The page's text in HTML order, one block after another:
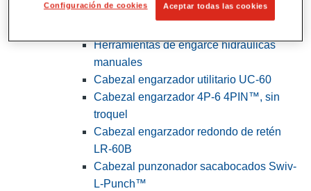
View All Herramientas de servicios
Herramientas de engarce hidráulicas
manuales
Cabezal engarzador utilitario UC-60
Cabezal engarzador 4P-6 4PIN™, sin
troquel
Cabezal engarzador redondo de retén
LR-60B
Cabezal punzonador sacabocados Swiv-
L-Punch™
Configuración de cookies Aceptar todas las cookies